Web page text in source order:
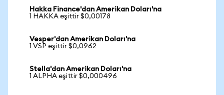
Hakka Finance'dan Amerikan Doları'na
1 HAKKA eşittir $0,00178
Vesper'dan Amerikan Doları'na
1 VSP eşittir $0,0962
Stella'dan Amerikan Doları'na
1 ALPHA eşittir $0,000496